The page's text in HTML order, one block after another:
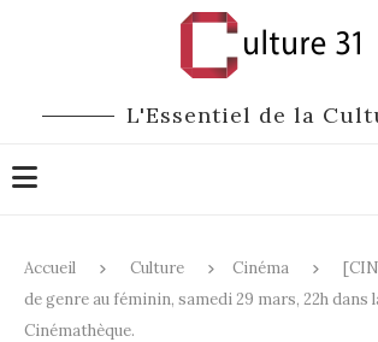
L'Essentiel de la
Accueil Culture Cinéma
de genre au féminin, samedi 29 mars, 22h dans
Cinémathèque.